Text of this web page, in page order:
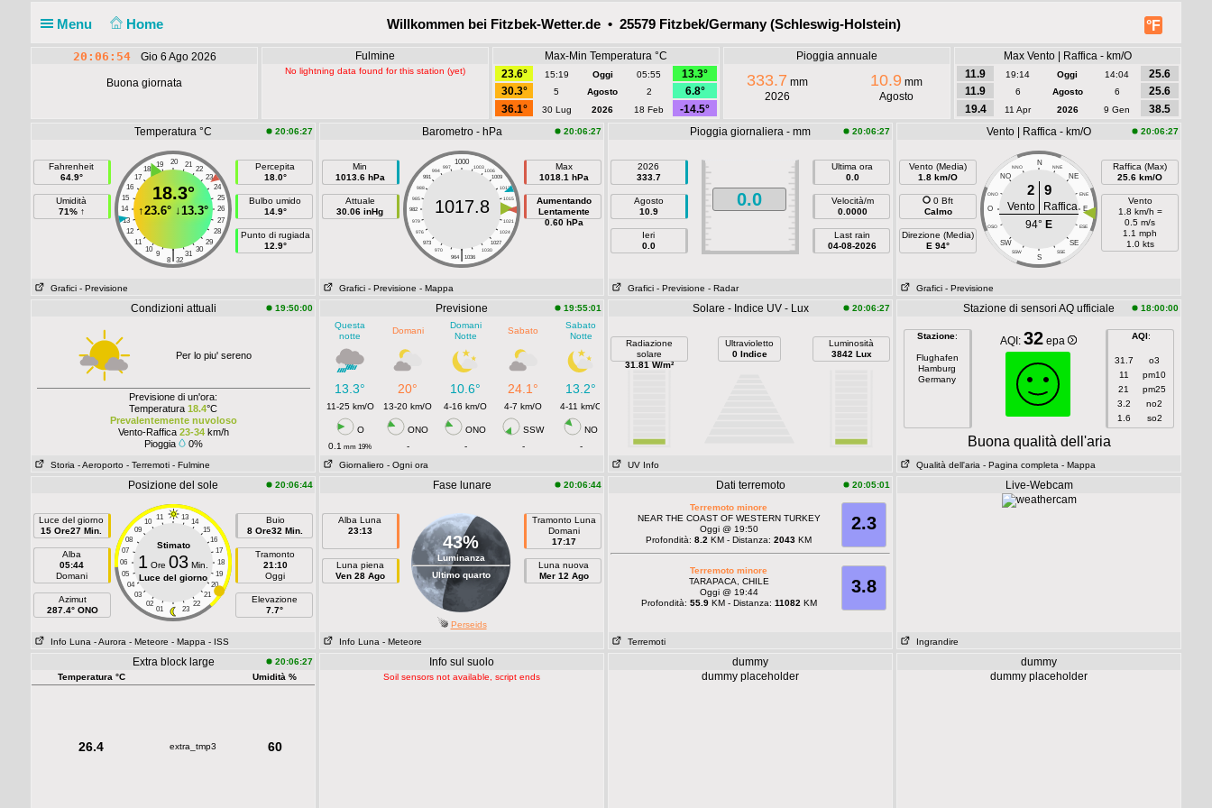
Menu Home °F
Willkommen bei Fitzbek-Wetter.de • 25579 Fitzbek/Germany (Schleswig-Holstein)
20:06:54 Gio 6 Ago 2026
Buona giornata
Fulmine
No lightning data found for this station (yet)
Max-Min Temperatura °C
23.6°
15:19 Oggi 05:55
13.3°
30.3°
5 Agosto 2
6.8°
36.1°
30 Lug 2026 18 Feb -14.5°
Pioggia annuale
333.7 mm
2026
10.9 mm
Agosto
Max Vento | Raffica - km/O
11.9
19:14 Oggi 14:04
25.6
11.9
6 Agosto 6
25.6
19.4
11 Apr 2026 9 Gen
38.5
Temperatura °C
20:06:27
Fahrenheit
64.9°
Umidità
71% ↑
20
19 21
18
22
17
23
16
24
15
25
14
26
13
27
12
28
11
29
10
30
9 31
|
8 32
18.3°
↑23.6° ↓13.3°
Percepita
18.0°
Bulbo umido
14.9°
Punto di rugiada
12.9°
Grafici - Previsione
Barometro - hPa 20:06:27
Min
1013.6 hPa
Attuale
30.06 inHg
1000
997 1003
994
1006
991
1009
988
1012
985
1015
982
1018
979
1021
976
1024
973
1027
970
1030
|
964 1036
1017.8
Max
1018.1 hPa
Aumentando
Lentamente
0.60 hPa
Grafici - Previsione - Mappa
Pioggia giornaliera - mm 20:06:27
2026
333.7
Agosto
10.9
Ieri
0.0
0.0
Ultima ora
0.0
Velocità/m
0.0000
Last rain
04-08-2026
Grafici - Previsione - Radar
Vento | Raffica - km/O 20:06:27
Vento (Media)
1.8 km/O
0 Bft
Calmo
Direzione (Media)
E 94°
N
NNO NNE
NO NE
ONO ENE
O E
OSO ESE
SW SE
SSW SSE
S
2 9
Vento
Raffica
94° E
Raffica (Max)
25.6 km/O
Vento
1.8 km/h =
0.5 m/s
1.1 mph
1.0 kts
Grafici - Previsione
Condizioni attuali 19:50:00
Per lo piu' sereno
Previsione di un'ora:
Temperatura 18.4°C
Prevalentemente nuvoloso
Vento-Raffica 23-34km/h
Pioggia
0%
Storia - Aeroporto - Terremoti - Fulmine
Previsione
19:55:01
Questa
notte
Domani
Domani
Notte
Sabato
Sabato
Notte
13.3° 20° 10.6° 24.1° 13.2°
11-25 km/O 13-20 km/O 4-16 km/O 4-7 km/O 4-11 km/O
O ONO ONO SSW
NO
0.1 mm 19% - - -
-
Giornaliero - Ogni ora
Solare - Indice UV - Lux 20:06:27
Radiazione
solare
31.81 W/m²
Ultravioletto
0 Indice
Luminosità
3842 Lux
UV Info
Stazione di sensori AQ ufficiale 18:00:00
Stazione:
Flughafen
Hamburg
Germany
AQI: 32 epa AQI:
31.7
o3
11
pm10
21
pm25
3.2
no2
1.6
so2
Buona qualità dell'aria
Qualità dell'aria - Pagina completa - Mappa
Posizione del sole 20:06:44
Luce del giorno
15 Ore27 Min.
Alba
05:44
Domani
Azimut
287.4° ONO
11 13
10
14
09
15
08
16
07
17
06
18
05
19
04
20
03
21
02
22
01 23
Stimato
1 Ore 03 Min.
Luce del giorno
Buio
8 Ore32 Min.
Tramonto
21:10
Oggi
Elevazione
7.7°
Info Luna - Aurora - Meteore - Mappa - ISS
Fase lunare 20:06:44
Alba Luna
23:13
Luna piena
Ven 28 Ago
43%
Luminanza
Ultimo quarto
Tramonto Luna
Domani
17:17
Luna nuova
Mer 12 Ago
Perseids
Info Luna - Meteore
Dati terremoto 20:05:01
2.3
Terremoto minore
NEAR THE COAST OF WESTERN TURKEY
Oggi @ 19:50
Profondità: 8.2 KM - Distanza: 2043 KM
3.8
Terremoto minore
TARAPACA, CHILE
Oggi @ 19:44
Profondità: 55.9KM - Distanza: 11082 KM
Terremoti
Live-Webcam
Ingrandire
Extra block large
20:06:27
Temperatura °C
Umidità %
26.4 extra_tmp3 60
Info sul suolo
Soil sensors not available, script ends
dummy
dummy placeholder
dummy
dummy placeholder